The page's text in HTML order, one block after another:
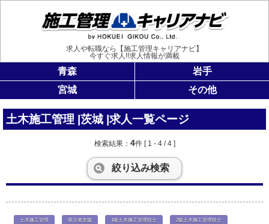
求人や転職なら【施工管理キャリアナビ】
今すぐ求人!!求人情報が満載
青森
岩手
宮城
その他
土木施工管理 |茨城 |求人一覧ページ
検索結果： 4件 [ 1 - 4 / 4 ]
絞り込み検索
土木施工管理 発注者支援 1級土木施工管理技士 2級土木施工管理技士